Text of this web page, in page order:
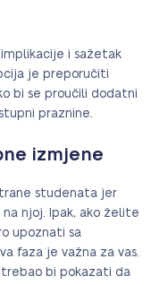
i sažetak
je preporučiti
bi se proučili dodatni
praznine.
izmjene
studenata jer
njoj. Ipak, ako želite
upoznati sa
faza je važna za vas.
bi pokazati da